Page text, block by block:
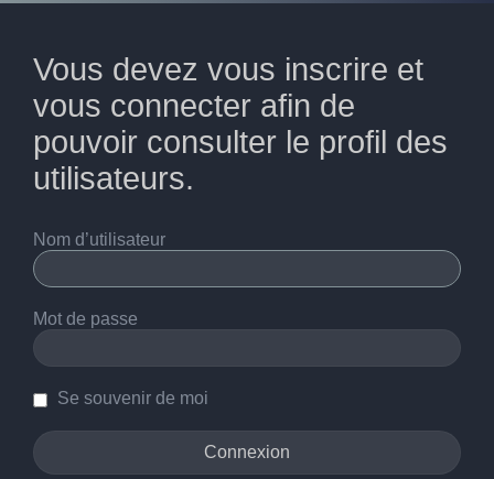
Vous devez vous inscrire et
vous connecter afin de
pouvoir consulter le profil des
utilisateurs.
Nom d’utilisateur
Mot de passe
Se souvenir de moi